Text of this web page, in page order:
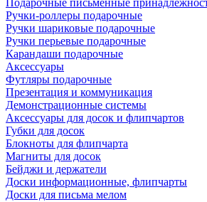
Подарочные письменные
Ручки-роллеры подарочные
Ручки шариковые подарочные
Ручки перьевые подарочные
Карандаши подарочные
Аксессуары
Футляры подарочные
Презентация и коммуникация
Демонстрационные системы
Аксессуары для досок и флипчартов
Губки для досок
Блокноты для флипчарта
Магниты для досок
Бейджи и держатели
Доски информационные, флипчарты
Доски для письма мелом